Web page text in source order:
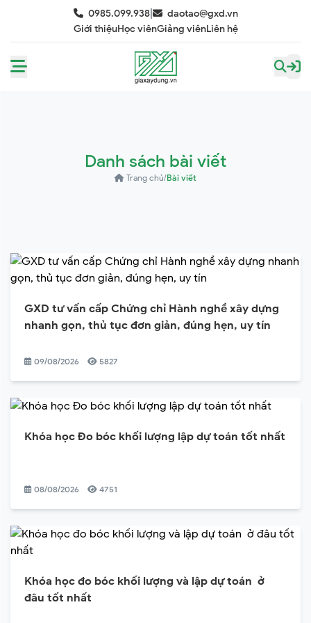
0985.099.938|
daotao@gxd.vn
Giới thiệuHọc viênGiảng viênLiên hệ
Danh sách bài viết
Trang chủ/Bài viết
GXD tư vấn cấp Chứng chỉ Hành nghề xây dựng
nhanh gọn, thủ tục đơn giản, đúng hẹn, uy tín
09/08/2026 5827
Khóa học Đo bóc khối lượng lập dự toán tốt nhất
08/08/2026 4751
Khóa học đo bóc khối lượng và lập dự toán ở
đâu tốt nhất